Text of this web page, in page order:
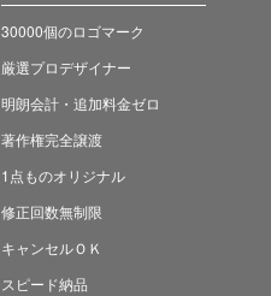
30000個のロゴマーク
厳選プロデザイナー
明朗会計・追加料金ゼロ
著作権完全譲渡
1点ものオリジナル
修正回数無制限
キャンセルＯＫ
スピード納品